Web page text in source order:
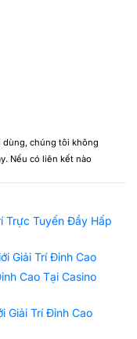
chúng tôi không
Nếu có liên kết nào
Trực Tuyến Đầy Hấp
Giải Trí Đỉnh Cao
Cao Tại Casino
Giải Trí Đỉnh Cao